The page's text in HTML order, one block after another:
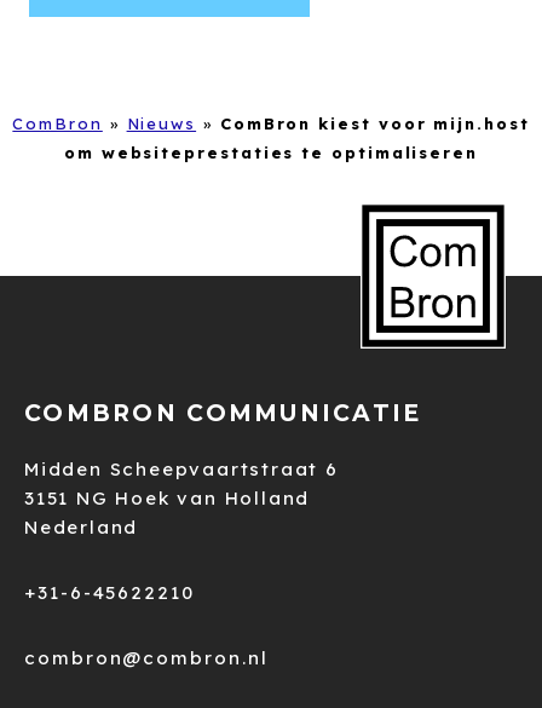
ComBron » Nieuws » ComBron kiest voor mijn.host
om websiteprestaties te optimaliseren
COMBRON COMMUNICATIE
Midden Scheepvaartstraat 6
3151 NG Hoek van Holland
Nederland
+31-6-45622210
combron@combron.nl